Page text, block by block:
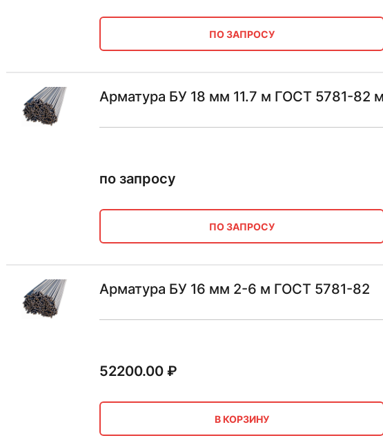
ПО ЗАПРОСУ
Арматура БУ 18 мм 11.7 м ГОСТ 5781-82
по запросу
ПО ЗАПРОСУ
Арматура БУ 16 мм 2-6 м ГОСТ 5781-82
52200.00₽
В КОРЗИНУ